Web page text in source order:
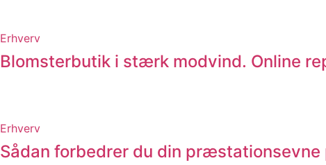
Erhverv
Blomsterbutik i stærk modvind. Online
Erhverv
Sådan forbedrer du din præstationsevne